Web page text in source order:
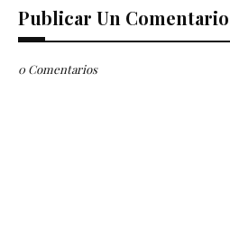
Publicar Un Comentario
0 Comentarios